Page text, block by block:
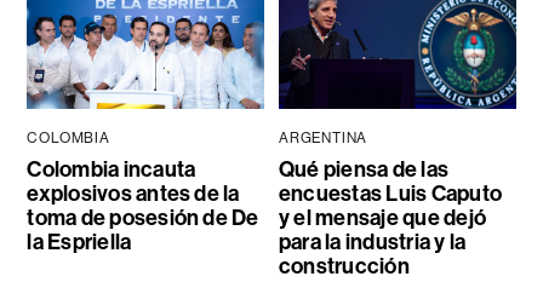
COLOMBIA
Colombia incauta
explosivos antes de la
toma de posesión de De
la Espriella
ARGENTINA
Qué piensa de las
encuestas Luis Caputo
y el mensaje que dejó
para la industria y la
construcción